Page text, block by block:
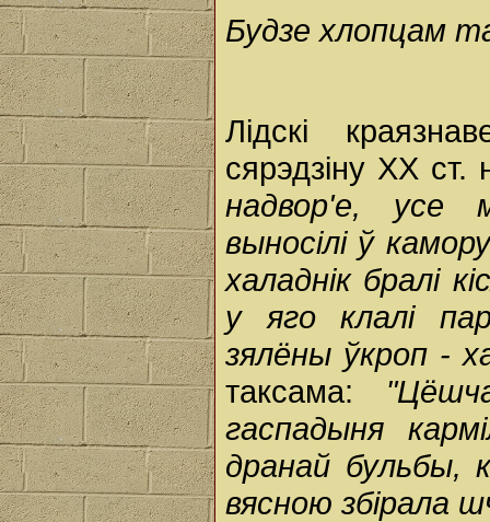
Будзе хлопцам
Лідскі
сярэдзіну ХХ
надвор'е, усе
выносілі ў
халаднік бралі
у яго клалі
зялёны ўкроп -
таксама:
гаспадыня
дранай бульбы,
вясною збірала